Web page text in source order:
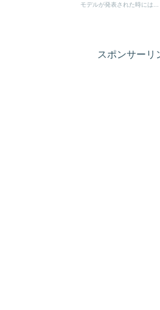
モデルが発表された時には...
スポンサーリ